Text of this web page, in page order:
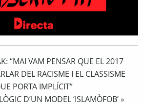
“MAI VAM PENSAR QUE EL 2017
DEL RACISME I EL CLASSISME
PORTA IMPLÍCIT”
D’UN MODEL ‘ISLAMÒFOB’»